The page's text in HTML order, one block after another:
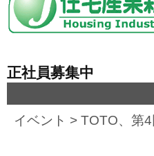
正社員募集中
イベント > TOTO、第4